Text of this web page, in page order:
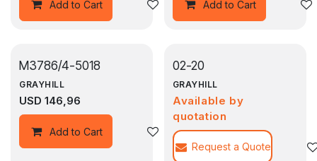
Add to Cart Agregar a la lista de deseos
Add to Cart
M3786/4-5018
GRAYHILL
USD 146,96
Add to Cart Agregar a la lista de deseos
02-20
GRAYHILL
Available by
quotation
Request a Quote